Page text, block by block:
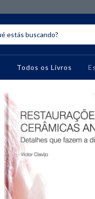
Todos os Livros